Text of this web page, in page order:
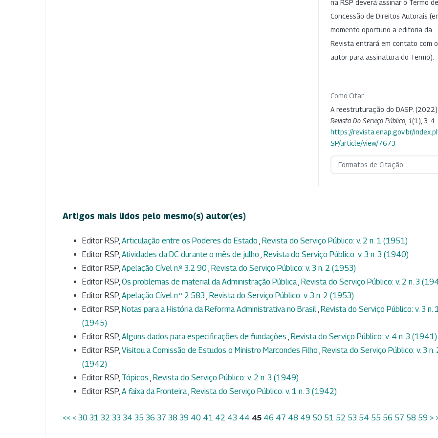
na RSP deverá assinar o Termo de
Concessão de Direitos Autorais
momento oportuno a editoria da
Revista entrará em contato com o
autor para assinatura do Termo).
Como Citar
A reestruturação do DASP. (2022).
Revista Do Serviço Público 1(1), 3-4.
https://revista.enap.gov.br/
SP/article/view/7673
Formatos de Citação
Artigos mais lidos pelo mesmo(s) autor(es)
Editor RSP, Articulação entre os Poderes do Estado , Revista do Serviço Público: v. 2 n. 1 (1951)
Editor RSP, Atividades da DC durante o mês de julho , Revista do Serviço Público: v. 3 n. 3 (1940)
Editor RSP, Apelação Cível n.º 3.2 90 , Revista do Serviço Público: v. 3 n. 2 (1953)
Editor RSP, Os problemas de material da Administração Pública, Revista do Serviço Público: v. 2 n. 3
Editor RSP, Apelação Cível n.º 2.583 , Revista do Serviço Público: v. 3 n. 2 (1953)
Editor RSP, Notas para a História da Reforma Administrativa no Brasil, Revista do Serviço Público: v. 3 n.
(1945)
Editor RSP, Alguns dados para especificações de fundações , Revista do Serviço Público: v. 4 n. 3 (1941)
Editor RSP, Visitou a Comissão de Estudos o Ministro Marcondes Filho , Revista do Serviço Público: v. 3 n.
(1942)
Editor RSP, Tópicos , Revista do Serviço Público: v. 2 n. 3 (1949)
Editor RSP, A faixa da Fronteira, Revista do Serviço Público: v. 1 n. 3 (1942)
<< < 30 31 32 33 34 35 36 37 38 39 40 41 42 43 44 45 46 47 48 49 50 51 52 53 54 55 56 57 58 59 >